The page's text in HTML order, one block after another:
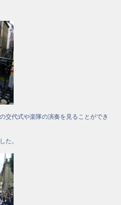
交代式や楽隊の演奏を見ることができ
た。